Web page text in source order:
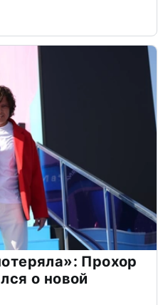
Прохор
о новой